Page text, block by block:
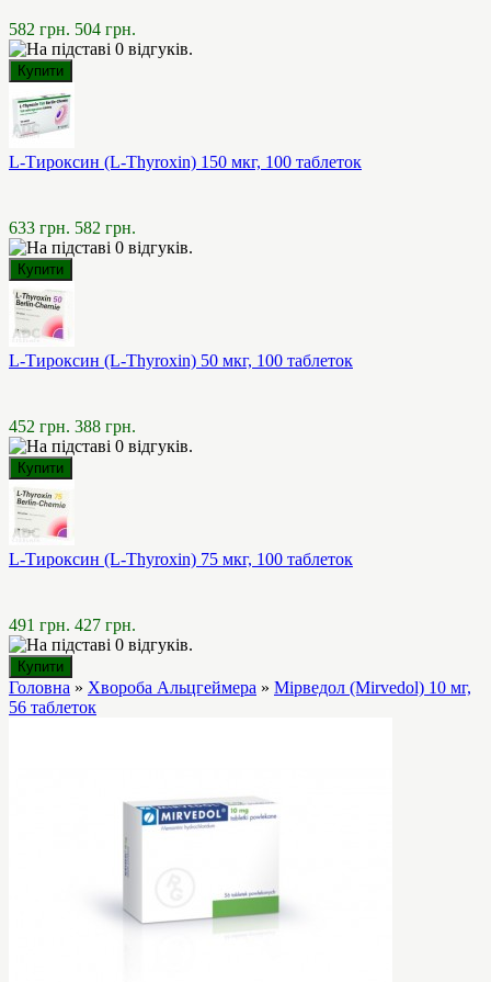
582 грн. 504 грн.
L-Тироксин (L-Thyroxin) 150 мкг, 100 таблеток
633 грн. 582 грн.
L-Тироксин (L-Thyroxin) 50 мкг, 100 таблеток
452 грн. 388 грн.
L-Тироксин (L-Thyroxin) 75 мкг, 100 таблеток
491 грн. 427 грн.
Головна » Хвороба Альцгеймера » Мірведол (Mirvedol) 10 мг,
56 таблеток